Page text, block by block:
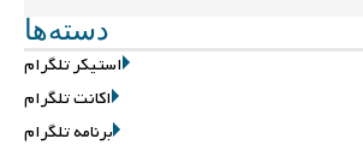
دسته‌ها
استیکر تلگرام
اکانت تلگرام
برنامه تلگرام